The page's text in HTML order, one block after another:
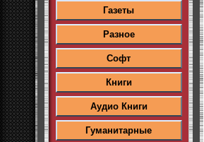
Газеты
Разное
Софт
Книги
Аудио Книги
Гуманитарные